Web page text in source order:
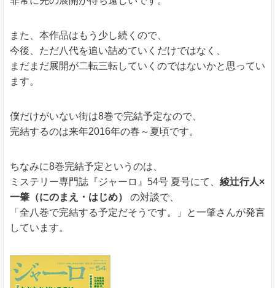
また、本作品はもう少し続くので、
今後、ただ八代を追い詰めていくだけではなく、
まだまだ展開が二転三転していくのではないかと思ってい
ます。
僕だけがいない街は8巻で完結予定なので、
完結するのは来年2016年の春～夏頃です。
ちなみに8巻完結予定というのは、
ミステリー専門誌『ジャーロ』54号 夏号にて、 綾辻行人×
一肇（にのまえ・はじめ）
の対談で、
「全八巻で完結する予定だそうです。」と一肇さんが発言
しています。